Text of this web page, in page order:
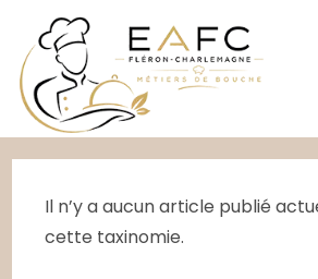
content
Il n’y a aucun article publié
cette taxinomie.